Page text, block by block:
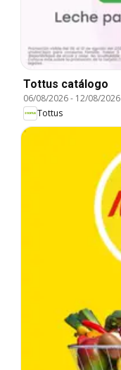
Tottus catálogo
06/08/2026- 12/08/2026
Tottus